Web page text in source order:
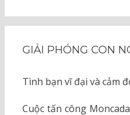
GIẢI PHÓNG CON
Tình bạn vĩ đại và cảm
Cuộc tấn công